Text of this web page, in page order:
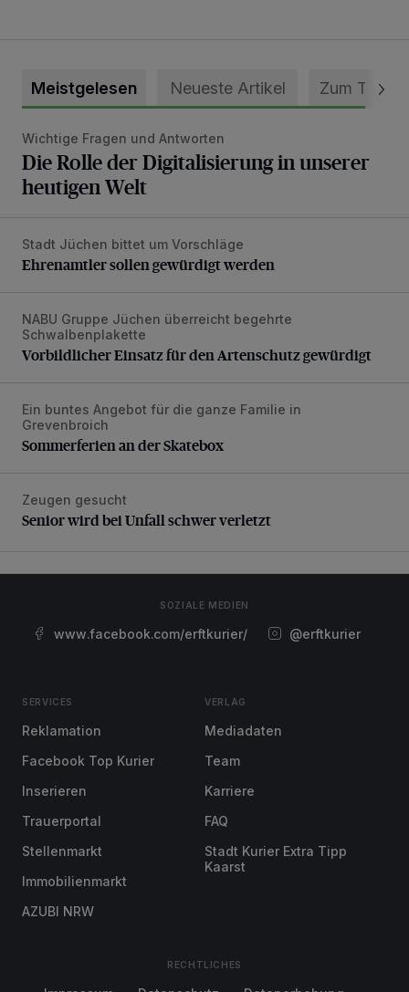
Meistgelesen Neueste Artikel Zum Thema
Die Rolle der Digitalisierung in unserer heutigen Welt
Wichtige Fragen und Antworten
Die Rolle der Digitalisierung in unserer
heutigen Welt
Ehrenamtler sollen gewürdigt werden
Stadt Jüchen bittet um Vorschläge
Ehrenamtler sollen gewürdigt werden
Vorbildlicher Einsatz für den Artenschutz gewürdigt
NABU Gruppe Jüchen überreicht begehrte
Schwalbenplakette
Vorbildlicher Einsatz für den Artenschutz gewürdigt
Sommerferien an der Skatebox
Ein buntes Angebot für die ganze Familie in
Grevenbroich
Sommerferien an der Skatebox
Senior wird bei Unfall schwer verletzt
Zeugen gesucht
Senior wird bei Unfall schwer verletzt
SOZIALE MEDIEN
www.facebook.com/erftkurier/ @erftkurier
SERVICES
Reklamation
Facebook Top Kurier
Inserieren
Trauerportal
Stellenmarkt
Immobilienmarkt
AZUBI NRW
VERLAG
Mediadaten
Team
Karriere
FAQ
Stadt Kurier Extra Tipp
Kaarst
RECHTLICHES